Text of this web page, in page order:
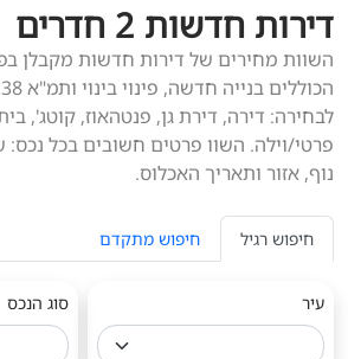
דירות חדשות 2 חדרים
השוות מחירים של דירות חדשות מקבלן
לבחירה: דירה, דירת גן, פנטהאוז, קוטג',
פרטי/וילה. השוו פרטים חשובים בכל
נוף, אזור ותאריך האכלוס.
חיפוש רגיל חיפוש מתקדם
עיר סוג הנכס